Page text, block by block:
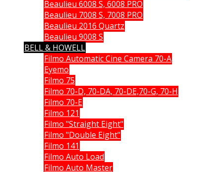
Beaulieu 6008 S, 6008 PRO
Beaulieu 7008 S, 7008 PRO
Beaulieu 2016 Quartz
Beaulieu 9008 S
BELL & HOWELL
Filmo Automatic Cine Camera 70-A
Eyemo
Filmo 75
Filmo 70-D, 70-DA, 70-DE,70-G, 70-H
Filmo 70-E
Filmo 121
Filmo "Straight Eight"
Filmo "Double Eight"
Filmo 141
Filmo Auto Load
Filmo Auto Master